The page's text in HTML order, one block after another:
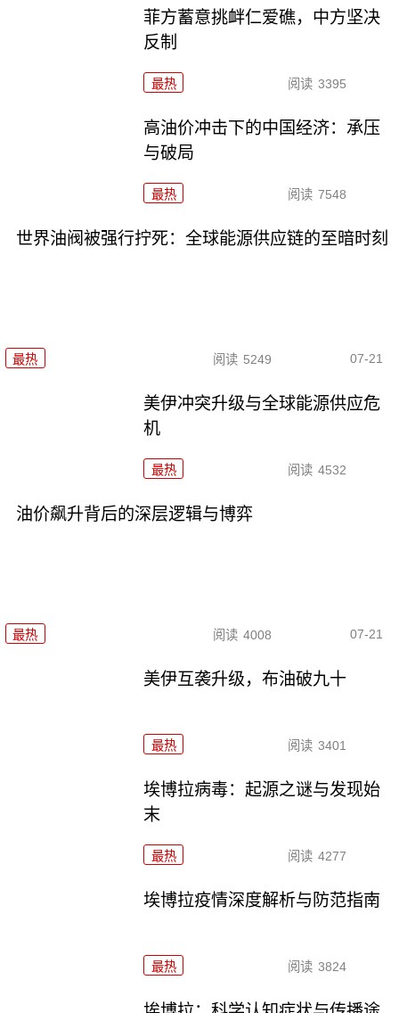
菲方蓄意挑衅仁爱礁，中方坚决
反制
最热 阅读 3395
高油价冲击下的中国经济：承压
与破局
最热 阅读 7548
世界油阀被强行拧死：全球能源供应链的至暗时刻
最热 阅读 5249 07-21
美伊冲突升级与全球能源供应危
机
最热 阅读 4532
油价飙升背后的深层逻辑与博弈
最热 阅读 4008 07-21
美伊互袭升级，布油破九十
最热 阅读 3401
埃博拉病毒：起源之谜与发现始
末
最热 阅读 4277
埃博拉疫情深度解析与防范指南
最热 阅读 3824